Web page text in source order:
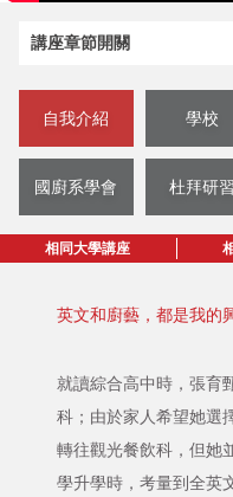
講座章節開關
自我介紹 學校
國廚系學會 杜拜研習
相同大學講座
英文和廚藝，都是我的
就讀綜合高中時，張育
科；由於家人希望她選
轉往觀光餐飲科，但她
學升學時，考量到全英